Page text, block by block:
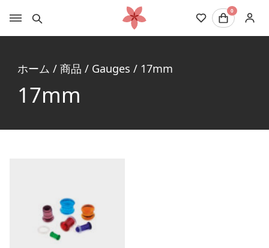
0
ホーム / 商品 / Gauges / 17mm
17mm